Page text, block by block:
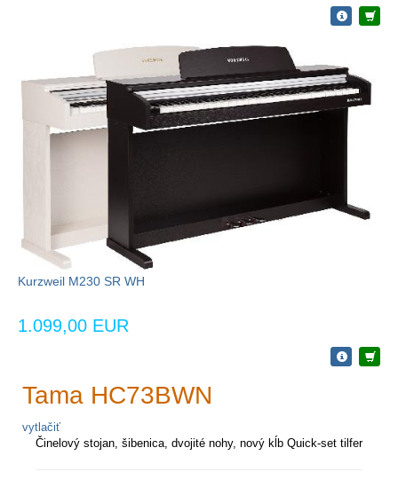
Kurzweil M230 SR WH
1.099,00 EUR
Tama HC73BWN
vytlačiť
Činelový stojan, šibenica, dvojité nohy, nový kĺb Quick-set tilfer